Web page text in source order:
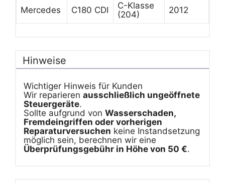
Mercedes C180 CDI
C-Klasse
(204)
2012
Hinweise
Wichtiger Hinweis für Kunden
Wir reparieren ausschließlich ungeöffnete
Steuergeräte.
Sollte aufgrund von Wasserschaden,
Fremdeingriffen oder vorherigen
Reparaturversuchen keine Instandsetzung
möglich sein, berechnen wir eine
Überprüfungsgebühr in Höhe von 50 €.